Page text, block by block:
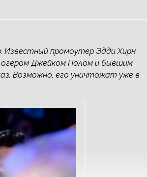
Известный промоутер Эдди Хирн
Джейком Полом и бывшим
Возможно, его уничтожат уже в